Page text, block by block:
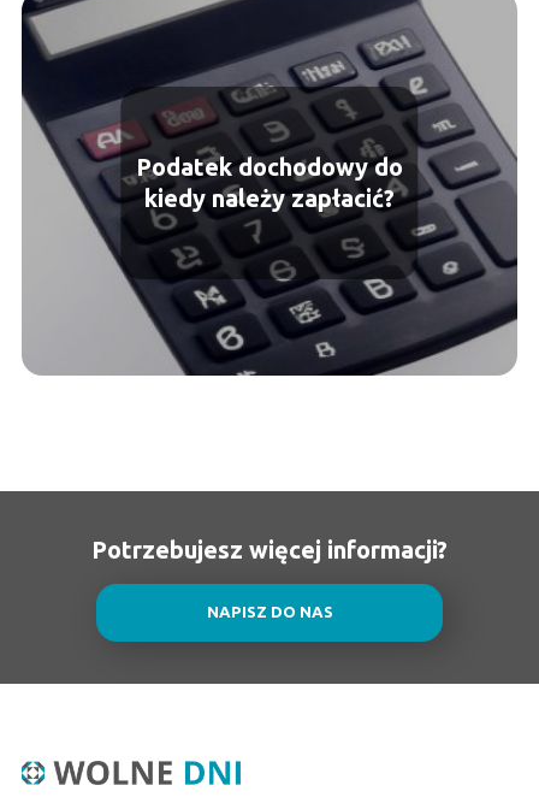
Podatek dochodowy do
kiedy należy zapłacić?
Potrzebujesz więcej informacji?
NAPISZ DO NAS